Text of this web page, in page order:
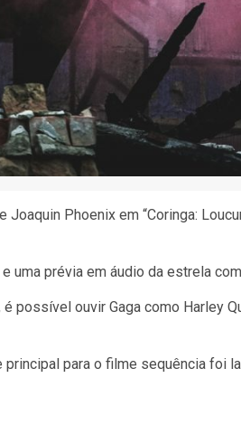
Phoenix em “Coringa:
uma prévia em áudio da estrela
possível ouvir Gaga como Harley
para o filme sequência foi